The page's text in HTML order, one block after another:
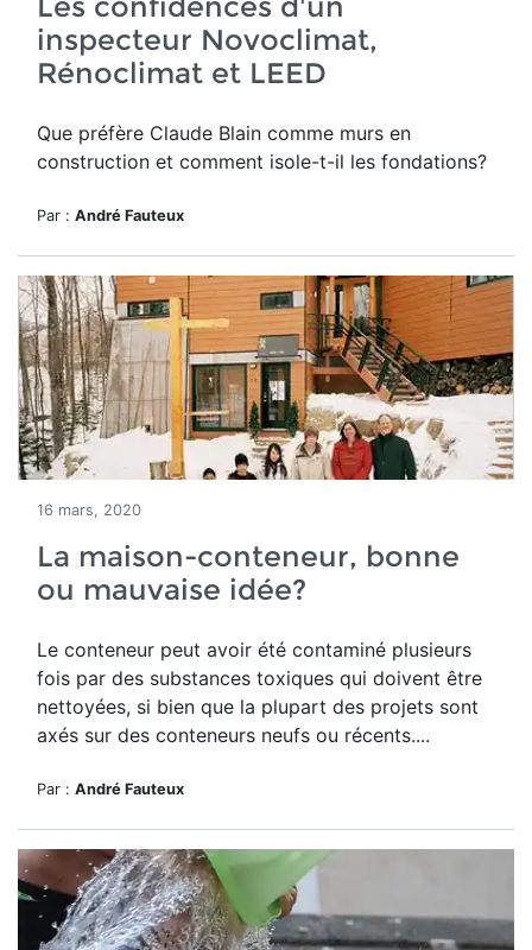
inspecteur Novoclimat,
Rénoclimat et LEED
Que préfère Claude Blain comme murs en
construction et comment isole-t-il les fondations?
Par : André Fauteux
16 mars, 2020
La maison-conteneur, bonne
ou mauvaise idée?
Le conteneur peut avoir été contaminé plusieurs
fois par des substances toxiques qui doivent être
nettoyées, si bien que la plupart des projets sont
axés sur des conteneurs neufs ou récents....
Par : André Fauteux